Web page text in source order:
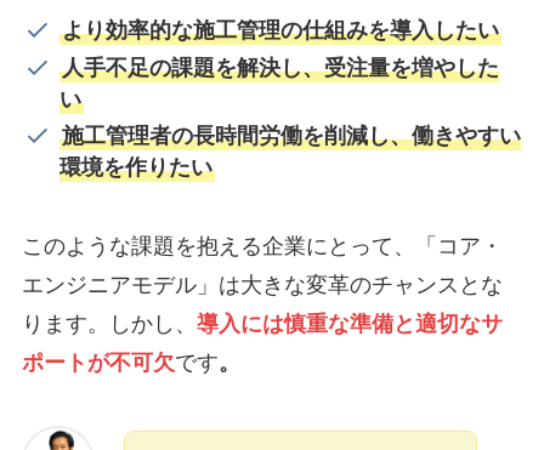
より効率的な施工管理の仕組みを導入したい
人手不足の課題を解決し、受注量を増やした
い
施工管理者の長時間労働を削減し、働きやすい
環境を作りたい
このような課題を抱える企業にとって、「コア・
エンジニアモデル」は大きな変革のチャンスとな
ります。しかし、 導入には慎重な準備と適切なサ
ポートが不可欠です。